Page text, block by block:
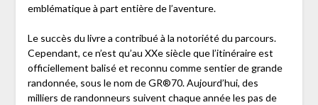
emblématique à part entière de l’aventure.
Le succès du livre a contribué à la notoriété du parcours.
Cependant, ce n’est qu’au XXe siècle que l’itinéraire est
officiellement balisé et reconnu comme sentier de grande
randonnée, sous le nom de GR®70. Aujourd’hui, des
milliers de randonneurs suivent chaque année les pas de